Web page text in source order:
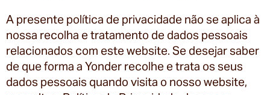
A presente política de privacidade não se aplica à
nossa recolha e tratamento de dados pessoais
relacionados com este website. Se desejar saber
de que forma a Yonder recolhe e trata os seus
dados pessoais quando visita o nosso website,